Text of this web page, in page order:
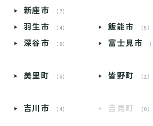
新座市 （7）
羽生市 （4） 飯能市 （5）
深谷市 （9） 富士見市
美里町 （5） 皆野町 （2）
吉川市 （4） 吉見町 （0）